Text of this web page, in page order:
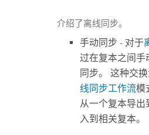
介绍了离线同步。
手动同步 - 对于
过在复本之间手
同步。 这种交
线同步工作流模
从一个复本导
入到相关复本。